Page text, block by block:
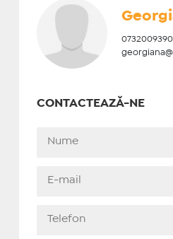
0732009390
CONTACTEAZĂ-NE